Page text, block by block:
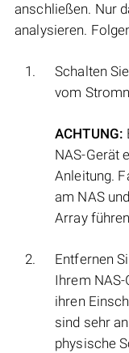
anschließen. Nur
analysieren.
Schalten
vom
ACHTUNG:
NAS-Gerät
Anleitung.
am NAS
Array
Entfernen
Ihrem
ihren
sind sehr
physische